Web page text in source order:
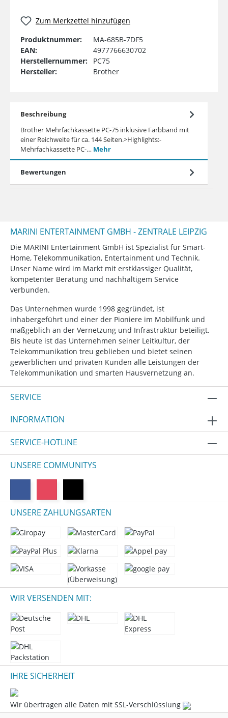
Zum Merkzettel hinzufügen
Produktnummer:
MA-685B-7DF5
EAN:
4977766630702
Herstellernummer:
PC75
Hersteller:
Brother
Beschreibung
Brother Mehrfachkassette PC-75 inklusive Farbband mit
einer Reichweite für ca. 144 Seiten.>Highlights:-
Mehrfachkassette PC-… Mehr
Bewertungen
MARINI ENTERTAINMENT GMBH - ZENTRALE LEIPZIG
Die MARINI Entertainment GmbH ist Spezialist für Smart-
Home, Telekommunikation, Entertainment und Technik.
Unser Name wird im Markt mit erstklassiger Qualität,
kompetenter Beratung und nachhaltigem Service
verbunden.
Das Unternehmen wurde 1998 gegründet, ist
inhabergeführt und einer der Pioniere im Mobilfunk und
maßgeblich an der Vernetzung und Infrastruktur beteiligt.
Bis heute ist das Unternehmen seiner Leitkultur, der
Telekommunikation treu geblieben und bietet seinen
gewerblichen und privaten Kunden alle Leistungen der
Telekommunikation und smarten Hausvernetzung an.
SERVICE
INFORMATION
SERVICE-HOTLINE
UNSERE COMMUNITYS
UNSERE ZAHLUNGSARTEN
WIR VERSENDEN MIT:
IHRE SICHERHEIT
Wir übertragen alle Daten mit SSL-Verschlüsslung